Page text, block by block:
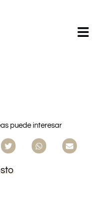
lifestyle | - CONTACTA -
puede interesar